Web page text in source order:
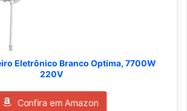
Eletrônico Branco Optima, 7700W
220V
Confira em Amazon